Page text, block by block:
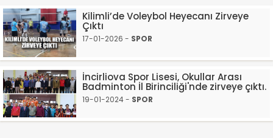
Kilimli’de Voleybol Heyecanı Zirveye
Çıktı
17-01-2026 - SPOR
İncirliova Spor Lisesi, Okullar Arası
Badminton İl Birinciliği'nde zirveye çıktı.
19-01-2024 - SPOR